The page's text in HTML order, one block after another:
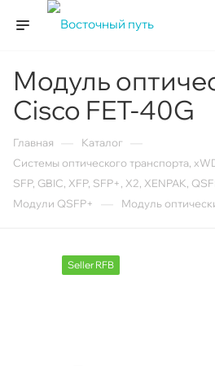
Модуль
Cisco FET-40G
Главная Каталог
Системы оптического транспорта,
SFP, GBIC, XFP, SFP+, X2, XENPAK,
Модули QSFP+ Модуль
Seller RFB